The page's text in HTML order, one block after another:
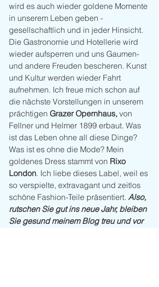
wird es auch wieder goldene Momente
in unserem Leben geben -
gesellschaftlich und in jeder Hinsicht.
Die Gastronomie und Hotellerie wird
wieder aufsperren und uns Gaumen-
und andere Freuden bescheren. Kunst
und Kultur werden wieder Fahrt
aufnehmen. Ich freue mich schon auf
die nächste Vorstellungen in unserem
prächtigen Grazer Opernhaus, von
Fellner und Helmer 1899 erbaut. Was
ist das Leben ohne all diese Dinge?
Was ist es ohne die Mode? Mein
goldenes Dress stammt von Rixo
London. Ich liebe dieses Label, weil es
so verspielte, extravagant und zeitlos
schöne Fashion-Teile präsentiert. Also,
rutschen Sie gut ins neue Jahr, bleiben
Sie gesund meinem Blog treu und vor